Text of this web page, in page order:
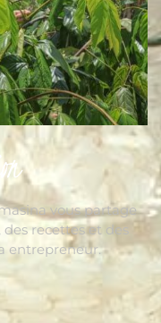
vous partage
recettes et des
entrepreneur.